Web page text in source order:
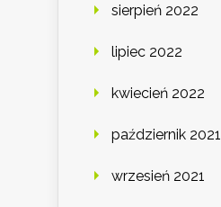
sierpień 2022
lipiec 2022
kwiecień 2022
październik 2021
wrzesień 2021